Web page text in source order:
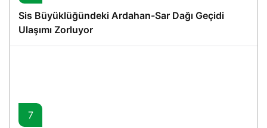
Sis Büyüklüğündeki Ardahan-Sar Dağı Geçidi
Ulaşımı Zorluyor
7